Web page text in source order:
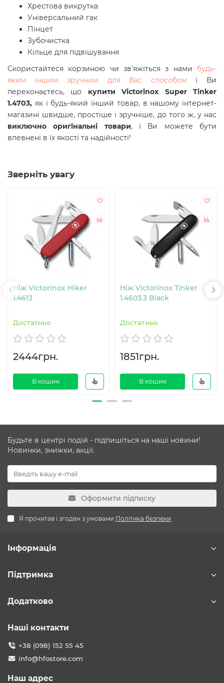
Хрестова викрутка
Універсальний гак
Пінцет
Зубочистка
Кільце для підвішування
Скористайтеся корзиною чи зв'яжіться з нами будь-
яким іншим зручним для Вас способом і Ви
переконаєтесь, що купити Victorinox Super Tinker
1.4703, як і будь-який інший товар, в нашому інтернет-
магазині швидше, простіше і зручніше, до того ж, у нас
виключно оригінальні товари, і Ви можете бути
впевнені в їх якості та надійності!
Зверніть увагу
Ніж Victorinox Hiker
1.4613
Достатньо
2444грн.
В кошик
Ніж Victorinox Tinker
1.4603.3 Black
Достатньо
1851грн.
В кошик
Будьте в центрі подій - підпишіться на наші новини!
Новинки, знижки, акції.
Оформити підписку
Я прочитав і згоден з умовами Політика безпеки
Інформація
Підтримка
Додатково
Наші контакти
+38 (098) 152 55 45
info@hfostore.com
Наш адрес